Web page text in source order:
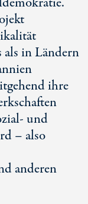
als in Ländern
ihre
und
– also
anderen